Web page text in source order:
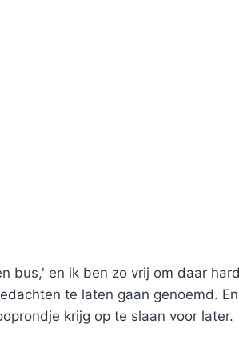
bus,' en ik ben zo vrij om daar
te laten gaan genoemd.
krijg op te slaan voor later.